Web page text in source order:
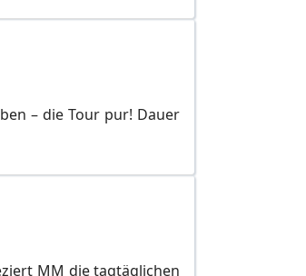
– die Tour pur! Dauer
MM die tagtäglichen